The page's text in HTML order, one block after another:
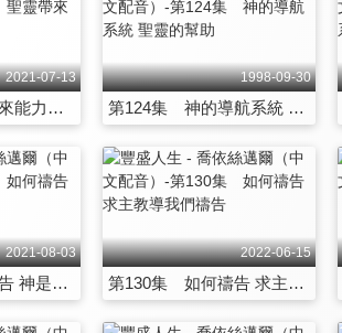
2021-07-13
第123集 聖靈帶來能力與安慰
1998-09-30
第124集 神的導航系統 聖靈的幫助
2021-08-03
第129集 如何禱告 神是我們的父親
2022-06-15
第130集 如何禱告 求主教導我們禱告